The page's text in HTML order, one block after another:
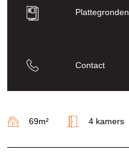
Plattegronden
Contact
69m² 4 kamers